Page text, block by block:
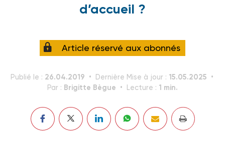
d’accueil ?
Article réservé aux abonnés
Publié le : 26.04.2019 Dernière Mise à jour : 15.05.2025
Par : Brigitte Bègue Lecture : 1 min.